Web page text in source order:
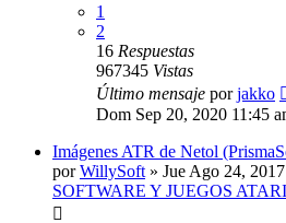
1
2
16 Respuestas
967345 Vistas
Último mensaje porjakko
Dom Sep 20, 2020 11:45
Imágenes ATR de Netol
porWillySoft » Jue Ago 24,
SOFTWARE Y JUEGOS ATARI